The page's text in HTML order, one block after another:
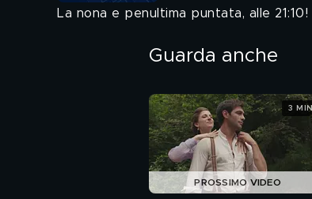
La nona e penultima puntata, alle 21:10!
Guarda anche
PROSSIMO VIDEO
3 MIN